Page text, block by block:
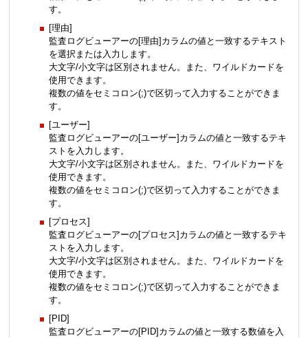
す。
[理由]
監査ログビューアーの[理由]カラムの値と一致するテキスト
を選択または入力します。
大文字/小文字は区別されません。また、ワイルドカードを
使用できます。
複数の値をセミコロン(;)で区切って入力することができま
す。
[ユーザー]
監査ログビューアーの[ユーザー]カラムの値と一致するテキ
ストを入力します。
大文字/小文字は区別されません。また、ワイルドカードを
使用できます。
複数の値をセミコロン(;)で区切って入力することができま
す。
[プロセス]
監査ログビューアーの[プロセス]カラムの値と一致するテキ
ストを入力します。
大文字/小文字は区別されません。また、ワイルドカードを
使用できます。
複数の値をセミコロン(;)で区切って入力することができま
す。
[PID]
監査ログビューアーの[PID]カラムの値と一致する数値を入